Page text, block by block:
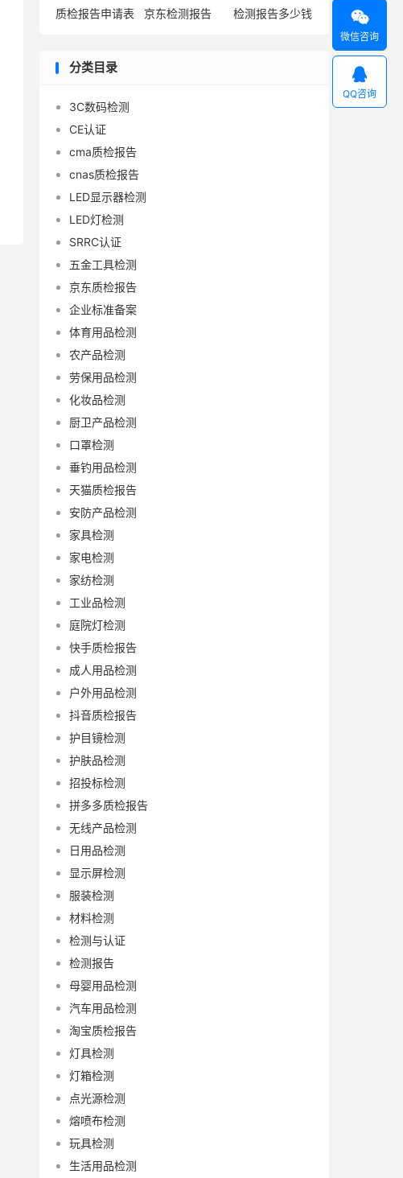
质检报告申请表
京东检测报告 检测报告多少钱
分类目录
3C数码检测
CE认证
cma质检报告
cnas质检报告
LED显示器检测
LED灯检测
SRRC认证
五金工具检测
京东质检报告
企业标准备案
体育用品检测
农产品检测
劳保用品检测
化妆品检测
厨卫产品检测
口罩检测
垂钓用品检测
天猫质检报告
安防产品检测
家具检测
家电检测
家纺检测
工业品检测
庭院灯检测
快手质检报告
成人用品检测
户外用品检测
抖音质检报告
护目镜检测
护肤品检测
招投标检测
拼多多质检报告
无线产品检测
日用品检测
显示屏检测
服装检测
材料检测
检测与认证
检测报告
母婴用品检测
汽车用品检测
淘宝质检报告
灯具检测
灯箱检测
点光源检测
熔喷布检测
玩具检测
生活用品检测

微信咨询

QQ咨询